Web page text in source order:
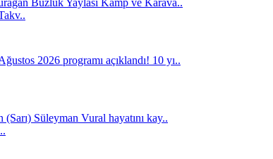
2026 programı açıklandı! 10 yı..
Süleyman Vural hayatını kay..